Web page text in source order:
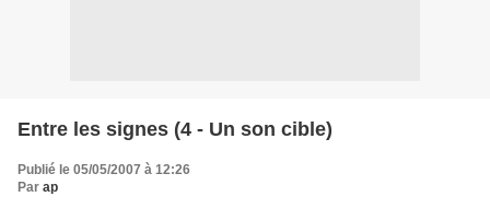
Entre les signes (4 - Un son cible)
Publié le 05/05/2007 à 12:26
Par ap